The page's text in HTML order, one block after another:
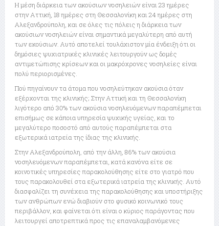
Η μέση διάρκεια των ακούσιων νοσηλειών είναι 23 ημέρες
στην Αττική, 18 ημέρες στη Θεσσαλονίκη και 24 ημέρες στη
Αλεξανδρούπολη, και σε όλες τις πόλεις η διάρκεια των
ακούσιων νοσηλειών είναι σημαντικά μεγαλύτερη από αυτή
των εκούσιων. Αυτό αποτελεί τουλάχιστον μία ένδειξη ότι οι
δημόσιες ψυχιατρικές κλινικές λειτουργούν ως δομές
αντιμετώπισης κρίσεων και οι μακρόχρονες νοσηλείες είναι
πολύ περιορισμένες.
Πού πηγαίνουν τα άτομα που νοσηλεύτηκαν ακούσια όταν
εξέρχονται της κλινικής; Στην Αττική και τη Θεσσαλονίκη
λιγότερο από 30% των ακούσια νοσηλευόμενων παραπέμπεται
επισήμως σε κάποια υπηρεσία ψυχικής υγείας, και το
μεγαλύτερο ποσοστό από αυτούς παραπέμπεται στα
εξωτερικά ιατρεία της ίδιας της κλινικής.
Στην Αλεξανδρούπολη, από την άλλη, 86% των ακούσια
νοσηλευόμενων παραπέμπεται, κατά κανόνα είτε σε
κοινοτικές υπηρεσίες παρακολούθησης είτε στο γιατρό που
τους παρακολουθεί στα εξωτερικά ιατρεία της κλινικής. Αυτό
διασφαλίζει τη συνέχεια της παρακολούθησης και υποστήριξης
των ανθρώπων ενώ διαβιούν στο φυσικό κοινωνικό τους
περιβάλλον, και φαίνεται ότι είναι ο κύριος παράγοντας που
λειτουργεί αποτρεπτικά προς τις επαναλαμβανόμενες